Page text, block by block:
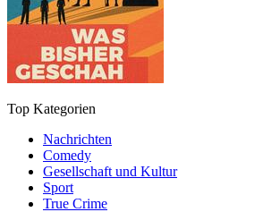
Top Kategorien
Nachrichten
Comedy
Gesellschaft und Kultur
Sport
True Crime